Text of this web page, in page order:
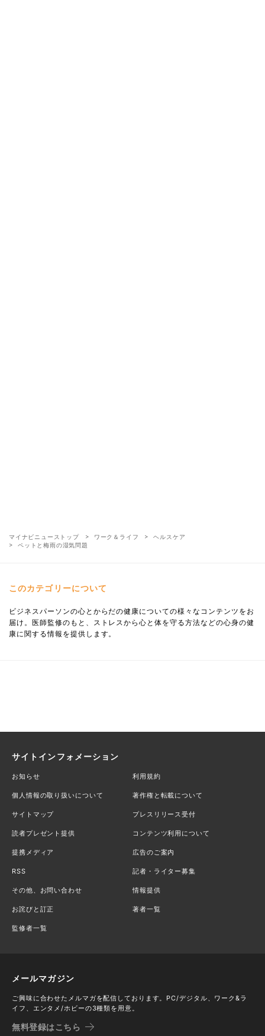
マイナビニューストップ ワーク＆ライフ
ヘルスケア
ペットと梅雨の湿気問題
このカテゴリーについて
ビジネスパーソンの心とからだの健康についての様々なコンテンツをお
届け。医師監修のもと、ストレスから心と体を守る方法などの心身の健
康に関する情報を提供します。
サイトインフォメーション
お知らせ 利用規約
個人情報の取り扱いについて 著作権と転載について
サイトマップ プレスリリース受付
読者プレゼント提供 コンテンツ利用について
提携メディア 広告のご案内
RSS 記者・ライター募集
その他、お問い合わせ 情報提供
お詫びと訂正 著者一覧
監修者一覧
メールマガジン
ご興味に合わせたメルマガを配信しております。PC/デジタル、ワーク&ラ
イフ、エンタメ/ホビーの3種類を用意。
無料登録はこちら